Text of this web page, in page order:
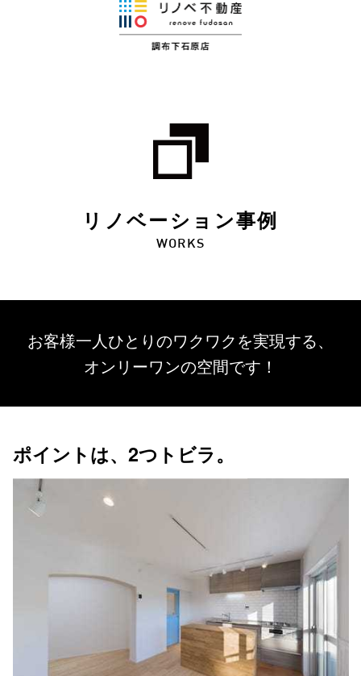
リノベーション事例
WORKS
お客様一人ひとりのワクワクを実現する、
オンリーワンの空間です！
ポイントは、2つトビラ。